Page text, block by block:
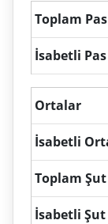
Toplam Pas
İsabetli Pas
Ortalar
İsabetli
Toplam Şut
İsabetli Şut